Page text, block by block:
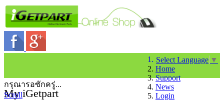
Select Language ▼
Home
Support
News
Login
My iGetpart
กรุณารอซักครู่...
Scroll